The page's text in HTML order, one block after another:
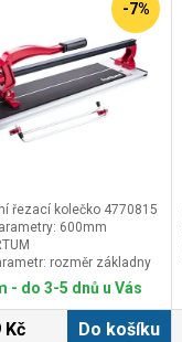
LED
zviditelní i v
kovová brzdová
-7%
řezací kolečko 4770815
600mm
rozměr základny
max. délka řezu
6,8kg
- do 3-5 dnů u Vás
Kč Do košíku